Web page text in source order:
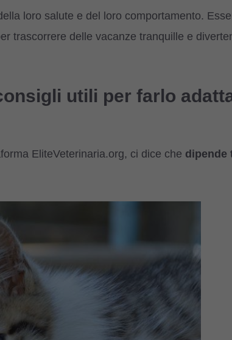
loro salute e del loro comportamento.
trascorrere delle vacanze tranquille e
utili per farlo
EliteVeterinaria.org, ci dice che dipende